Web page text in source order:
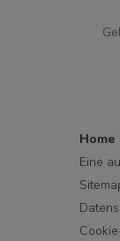
Home
Eine